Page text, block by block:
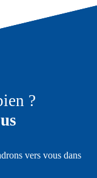
?
vers vous dans